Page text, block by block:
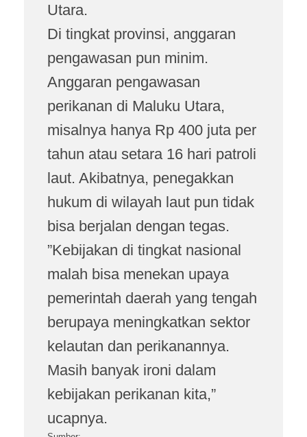
Utara.
Di tingkat provinsi, anggaran
pengawasan pun minim.
Anggaran pengawasan
perikanan di Maluku Utara,
misalnya hanya Rp 400 juta per
tahun atau setara 16 hari patroli
laut. Akibatnya, penegakkan
hukum di wilayah laut pun tidak
bisa berjalan dengan tegas.
”Kebijakan di tingkat nasional
malah bisa menekan upaya
pemerintah daerah yang tengah
berupaya meningkatkan sektor
kelautan dan perikanannya.
Masih banyak ironi dalam
kebijakan perikanan kita,”
ucapnya.